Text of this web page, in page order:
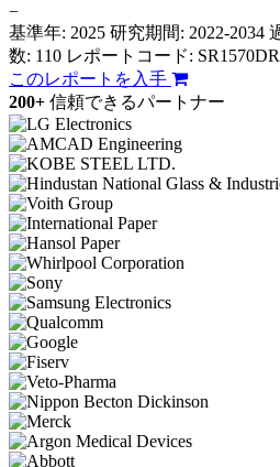
−
基準年: 2025 研究期間: 2022-2034
数: 110 レポートコード: SR1570DR
このレポートを入手
200+ 信頼できるパートナー